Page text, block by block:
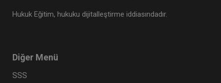
Hukuk Eğitim, hukuku dijitalleştirme iddiasındadır.
Diğer Menü
SSS